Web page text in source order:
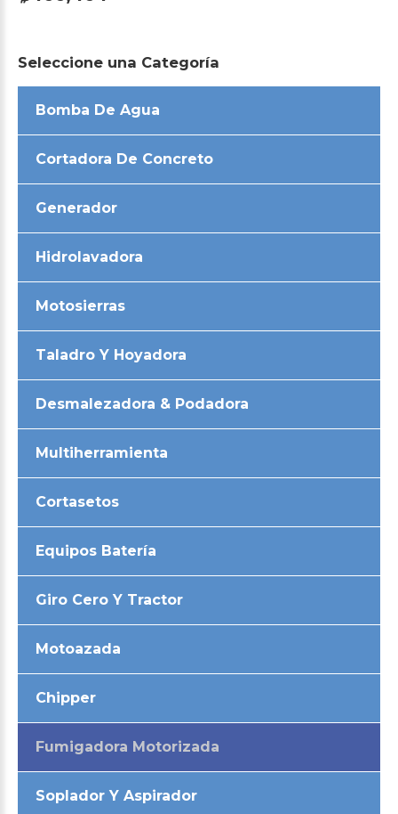
Seleccione una Categoría
Bomba De Agua
Cortadora De Concreto
Generador
Hidrolavadora
Motosierras
Taladro Y Hoyadora
Desmalezadora & Podadora
Multiherramienta
Cortasetos
Equipos Batería
Giro Cero Y Tractor
Motoazada
Chipper
Fumigadora Motorizada
Soplador Y Aspirador